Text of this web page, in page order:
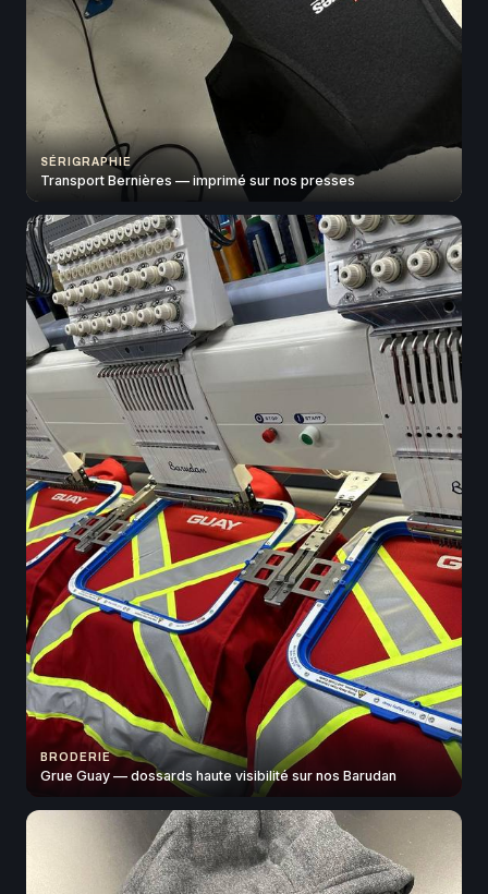
SÉRIGRAPHIE
Transport Bernières — imprimé sur nos presses
BRODERIE
Grue Guay — dossards haute visibilité sur nos Barudan